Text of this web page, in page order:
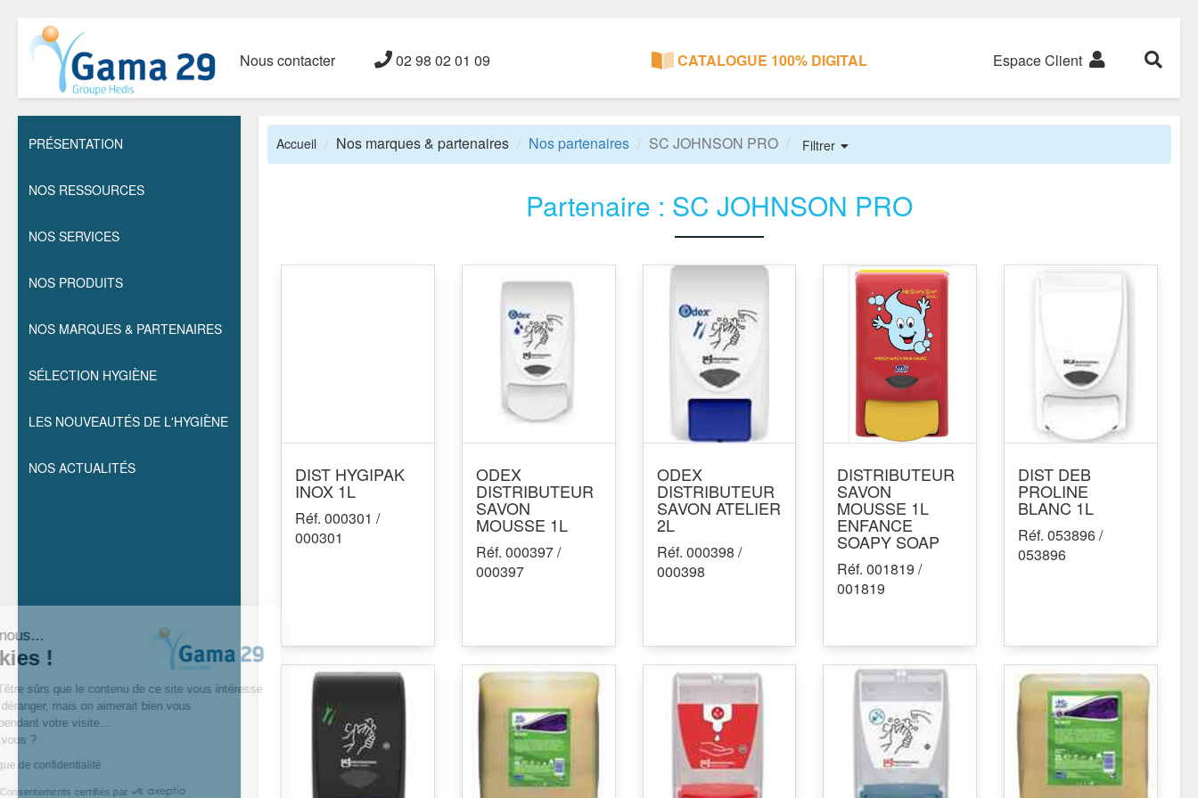
Salut c'est nous...
les cookies !
On a attendu d’être sûrs que le contenu de ce site vous intéresse
avant de vous déranger, mais on aimerait bien vous
accompagner pendant votre visite...
C’est OK pour vous ?
Lire notre politique de confidentialité
Consentements certifiés par
Nous contacter 02 98 02 01 09 CATALOGUE 100% DIGITAL Espace Client
PRÉSENTATION
NOS RESSOURCES
NOS SERVICES
NOS PRODUITS
NOS MARQUES & PARTENAIRES
SÉLECTION HYGIÈNE
LES NOUVEAUTÉS DE L'HYGIÈNE
NOS ACTUALITÉS
Accueil Nos marques & partenaires Nos partenaires SC JOHNSON PRO Filtrer
Partenaire : SC JOHNSON PRO
DIST HYGIPAK
INOX 1L
Réf. 000301 /
000301
ODEX
DISTRIBUTEUR
SAVON
MOUSSE 1L
Réf. 000397 /
000397
ODEX
DISTRIBUTEUR
SAVON ATELIER
2L
Réf. 000398 /
000398
DISTRIBUTEUR
SAVON
MOUSSE 1L
ENFANCE
SOAPY SOAP
Réf. 001819 /
001819
DIST DEB
PROLINE
BLANC 1L
Réf. 053896 /
053896